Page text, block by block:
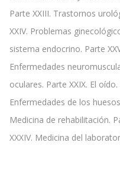
Parte XXIII. Trastornos
XXIV. Problemas
sistema endocrino. Parte
Enfermedades
oculares. Parte XXIX. El
Enfermedades de los
Medicina de rehabilitación.
XXXIV. Medicina del